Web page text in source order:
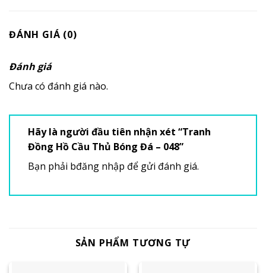
ĐÁNH GIÁ (0)
Đánh giá
Chưa có đánh giá nào.
Hãy là người đầu tiên nhận xét “Tranh
Đồng Hồ Cầu Thủ Bóng Đá – 048”
Bạn phải bđăng nhập để gửi đánh giá.
SẢN PHẨM TƯƠNG TỰ